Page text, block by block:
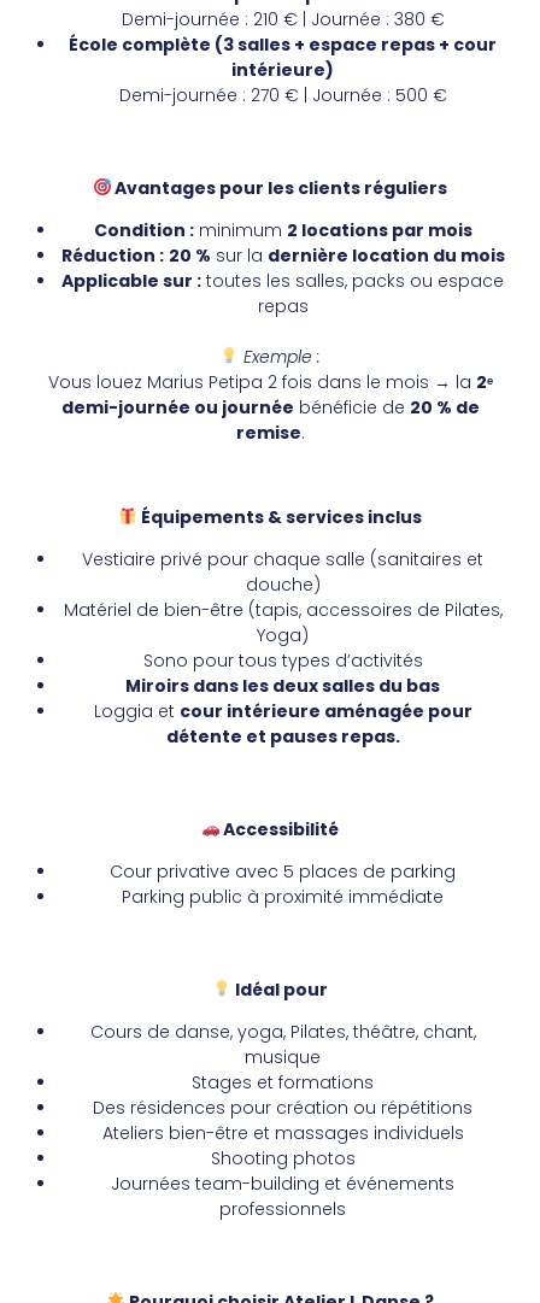
Demi-journée : 210 € | Journée : 380 €
École complète (3 salles + espace repas + cour
intérieure)
Demi-journée : 270 € | Journée : 500 €
Avantages pour les clients réguliers
Condition :minimum 2 locations par mois
Réduction : 20 % sur la dernière location du mois
Applicable sur : toutes les salles, packs ou espace
repas
Exemple :
Vous louez Marius Petipa 2 fois dans le mois → la 2ᵉ
demi-journée ou journée bénéficie de 20 % de
remise.
Équipements & services inclus
Vestiaire privé pour chaque salle (sanitaires et
douche)
Matériel de bien-être (tapis, accessoires de Pilates,
Yoga)
Sono pour tous types d’activités
Miroirs dans les deux salles du bas
Loggia et cour intérieure aménagée pour
détente et pauses repas.
Accessibilité
Cour privative avec 5 places de parking
Parking public à proximité immédiate
Idéal pour
Cours de danse, yoga, Pilates, théâtre, chant,
musique
Stages et formations
Des résidences pour création ou répétitions
Ateliers bien-être et massages individuels
Shooting photos
Journées team-building et événements
professionnels